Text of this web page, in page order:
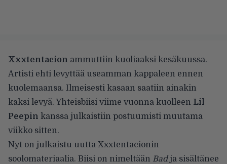
Xxxtentacion ammuttiin kuoliaaksi kesäkuussa.
Artisti ehti levyttää useamman kappaleen ennen
kuolemaansa. Ilmeisesti kasaan saatiin ainakin
kaksi levyä. Yhteisbiisi viime vuonna kuolleen Lil
Peepin kanssa julkaistiin postuumisti muutama
viikko sitten.
Nyt on julkaistu uutta Xxxtentacionin
soolomateriaalia. Biisi on nimeltään Badja sisältänee